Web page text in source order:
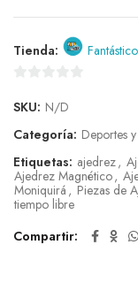
Tienda:
de
5
SKU: N/D
Categoría: Deportes
Etiquetas: ajedrez,
Ajedrez Magnético,
Moniquirá , Piezas de
tiempo libre
Compartir